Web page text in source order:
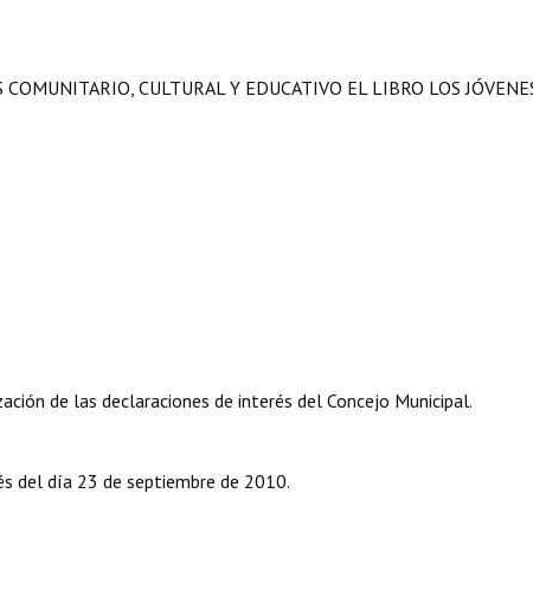
CULTURAL Y EDUCATIVO EL LIBRO LOS
de las declaraciones de interés del Concejo Municipal.
del día 23 de septiembre de 2010.